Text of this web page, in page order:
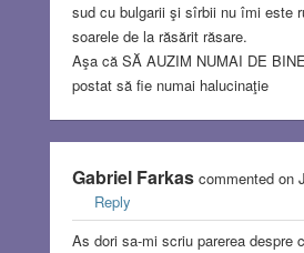
sud cu bulgarii şi sîrbii nu îmi este
soarele de la răsărit răsare.
Aşa că SĂ AUZIM NUMAI DE
postat să fie numai halucinaţie
Gabriel Farkascommented on
Reply
As dori sa-mi scriu parerea despre